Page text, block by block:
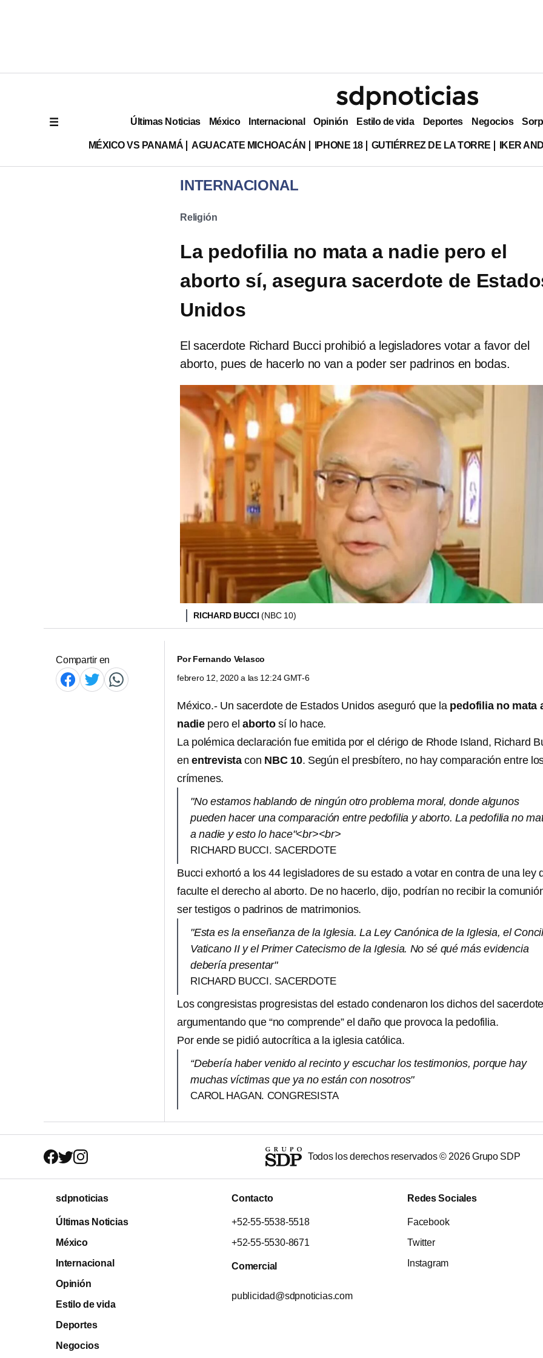
Últimas Noticias México Internacional Opinión Estilo de vida Deportes Negocios
MÉXICO VS PANAMÁ AGUACATE MICHOACÁN IPHONE 18 GUTIÉRREZ DE LA TORRE IKER
INTERNACIONAL
Religión
La pedofilia no mata a nadie pero el
aborto sí, asegura sacerdote de
Unidos
El sacerdote Richard Bucci prohibió a legisladores votar a favor del
aborto, pues de hacerlo no van a poder ser padrinos en bodas.
RICHARD BUCCI(NBC 10)
Compartir en PorFernando Velasco
febrero 12, 2020 a las 12:24 GMT-6
México.- Un sacerdote de Estados Unidos aseguró que la pedofilia no mata
nadie pero el abortosí lo hace.
La polémica declaración fue emitida por el clérigo de Rhode Island, Richard
en entrevista con NBC 10. Según el presbítero, no hay comparación entre
crímenes.
"No estamos hablando de ningún otro problema moral, donde algunos
pueden hacer una comparación entre pedofilia y aborto. La pedofilia no
a nadie y esto lo hace"<br><br>
RICHARD BUCCI. SACERDOTE
Bucci exhortó a los 44 legisladores de su estado a votar en contra de una ley
faculte el derecho al aborto. De no hacerlo, dijo, podrían no recibir la
ser testigos o padrinos de matrimonios.
"Esta es la enseñanza de la Iglesia. La Ley Canónica de la Iglesia, el
Vaticano II y el Primer Catecismo de la Iglesia. No sé qué más evidencia
debería presentar"
RICHARD BUCCI. SACERDOTE
Los congresistas progresistas del estado condenaron los dichos del
argumentando que “no comprende” el daño que provoca la pedofilia.
Por ende se pidió autocrítica a la iglesia católica.
“Debería haber venido al recinto y escuchar los testimonios, porque hay
muchas víctimas que ya no están con nosotros"
CAROL HAGAN. CONGRESISTA
Todos los derechos reservados © 2026Grupo SDP
sdpnoticias
Últimas Noticias
México
Internacional
Opinión
Estilo de vida
Deportes
Negocios
Contacto
+52-55-5538-5518
+52-55-5530-8671
Comercial
publicidad@sdpnoticias.com
Redes Sociales
Facebook
Twitter
Instagram